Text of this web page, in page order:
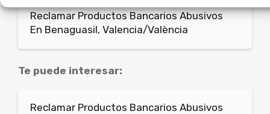
Reclamar Productos Bancarios Abusivos
En Benaguasil, Valencia/València
Te puede interesar:
Reclamar Productos Bancarios Abusivos